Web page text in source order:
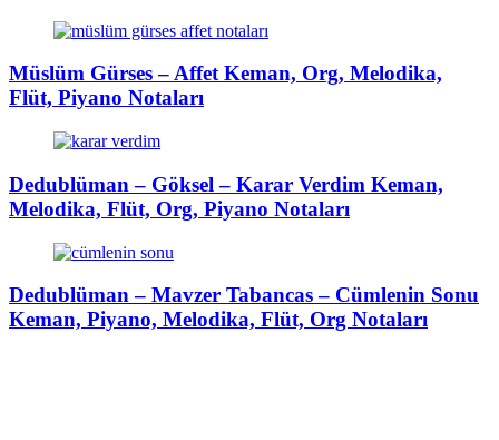
Müslüm Gürses – Affet Keman, Org, Melodika,
Flüt, Piyano Notaları
Dedublüman – Göksel – Karar Verdim Keman,
Melodika, Flüt, Org, Piyano Notaları
Dedublüman – Mavzer Tabancas – Cümlenin Sonu
Keman, Piyano, Melodika, Flüt, Org Notaları